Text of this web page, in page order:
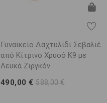
Γυναικείο Δαχτυλίδι Σεβαλιέ
από Κίτρινο Χρυσό K9 με
Λευκά Ζιργκόν
490,00 €588,00 €